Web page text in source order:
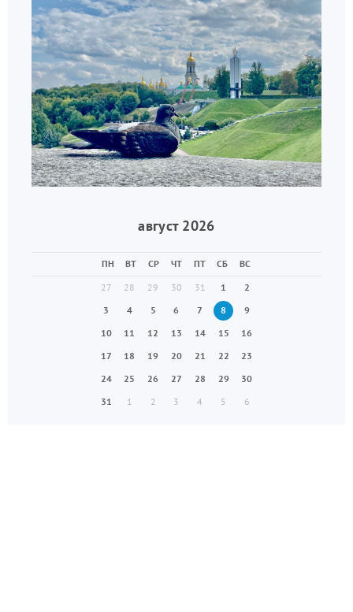
август 2026
ПН ВТ СР ЧТ ПТ СБ
ВС
27
28 29 30 31 1
2
3
4 5 6 7 8
9
10
11 12 13 14 15
16
17
18 19 20 21 22
23
24
25 26 27 28 29
30
31
1 2 3 4 5 6